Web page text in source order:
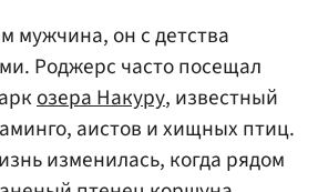
мужчина, он с детства
Роджерс часто посещал
озера Накуру, известный
аистов и хищных птиц.
изменилась, когда рядом